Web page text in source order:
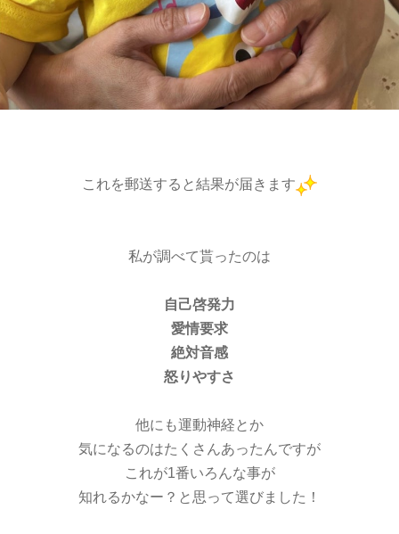
これを郵送すると結果が届きます
私が調べて貰ったのは
自己啓発力
愛情要求
絶対音感
怒りやすさ
他にも運動神経とか
気になるのはたくさんあったんですが
これが1番いろんな事が
知れるかなー？と思って選びました！